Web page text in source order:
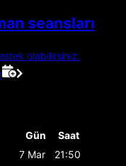
seansları
olabilirsiniz.
Gün
Saat
7 Mar
21:50